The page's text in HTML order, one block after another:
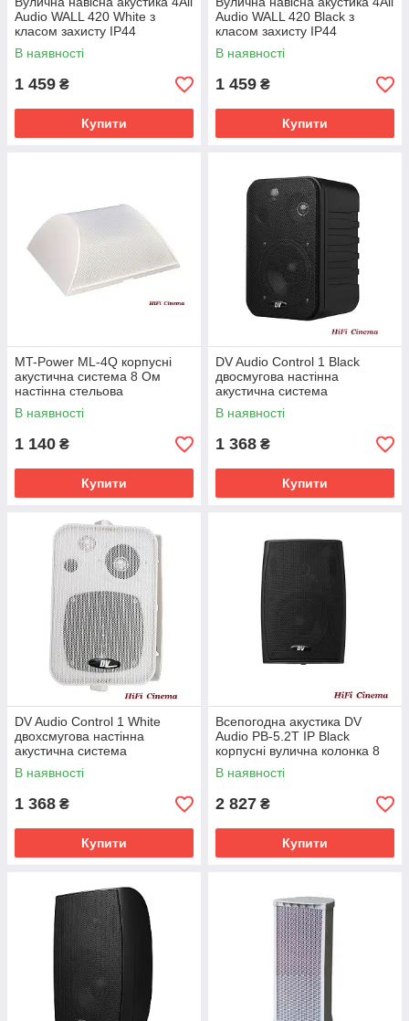
Audio WALL 420 White з
класом захисту IP44
В наявності
1 459 ₴
Купити
Audio WALL 420 Black з
класом захисту IP44
В наявності
1 459 ₴
Купити
MT-Power ML-4Q корпусні
акустична система 8 Ом
настінна стельова
В наявності
1 140 ₴
Купити
DV Audio Control 1 Black
двосмугова настінна
акустична система
В наявності
1 368 ₴
Купити
DV Audio Control 1 White
двохсмугова настінна
акустична система
В наявності
1 368 ₴
Купити
Всепогодна акустика DV
Audio PB-5.2T IP Black
корпусні вулична колонка 8
Ом 30 Вт 100 В
В наявності
2 827 ₴
Купити